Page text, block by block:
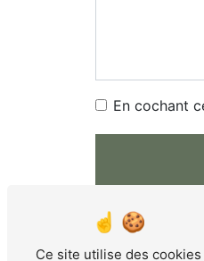
En cochant
** Les données
traitants dans le
Ce site utilise des cookies